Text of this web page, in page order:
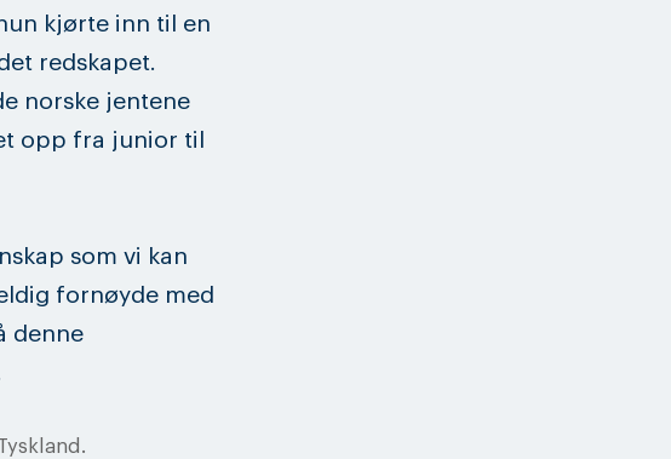
kjørte inn til en
redskapet.
norske jentene
opp fra junior til
som vi kan
fornøyde med
denne